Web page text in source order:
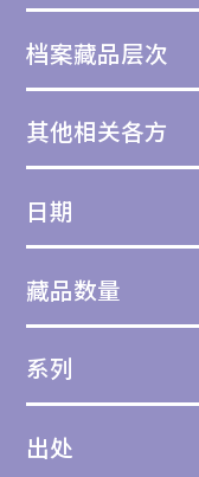
档案藏品层次
其他相关各方
日期
藏品数量
系列
出处